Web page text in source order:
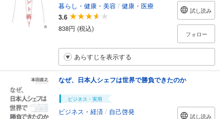
暮らし・健康・美容 / 健康・医療
3.6
838円 (税込)
試し読み
フォロー
あらすじを表示する
なぜ、日本人シェフは世界で勝負できたのか
ビジネス・実用
ビジネス・経済 / 自己啓発
試し読み